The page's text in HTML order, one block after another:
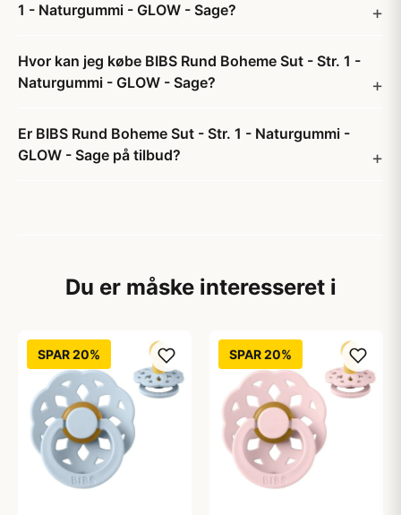
1 - Naturgummi - GLOW - Sage?
Hvor kan jeg købe BIBS Rund Boheme Sut - Str. 1 -
Naturgummi - GLOW - Sage?
Er BIBS Rund Boheme Sut - Str. 1 - Naturgummi -
GLOW - Sage på tilbud?
Du er måske interesseret i
SPAR 20% SPAR 20%